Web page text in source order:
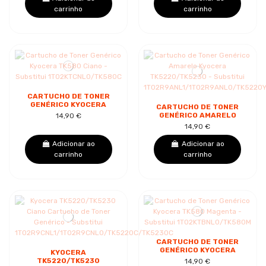
carrinho
carrinho
CARTUCHO DE TONER
GENÉRICO KYOCERA
TK580 CIANO -
SUBSTITUI
14,90 €
Adicionar ao
carrinho
CARTUCHO DE TONER
GENÉRICO AMARELO
KYOCERA
TK5220/TK5230 -
SUBSTITUI...
14,90 €
Adicionar ao
carrinho
KYOCERA
TK5220/TK5230
CARTUCHO DE TONER
GENÉRICO KYOCERA
TK580 MAGENTA -
14,90 €